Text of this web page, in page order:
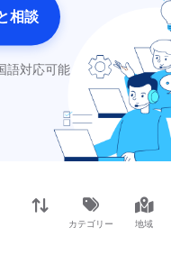
相談
語対応可能
カテゴリー 地域